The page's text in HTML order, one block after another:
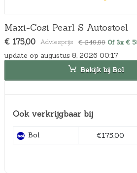
Maxi-Cosi Pearl S Autostoel
€ 249,99O
o
r
s
p
e
l
i
€ 175,00
H
u
i
d
i
i
j
s
Of 3x €
update op augustus 8, 2026 00:17
Bekijk bij Bol
Ook verkrijgbaar bij
Bol €175,00